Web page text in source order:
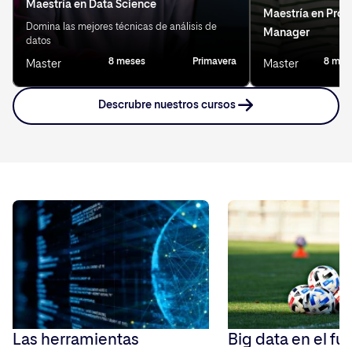
Maestría en Data Science
Domina las mejores técnicas de análisis de
datos
Master 8 meses Primavera
Maestría en
Manager
Master 8
Descrubre nuestros cursos
Las herramientas
Big data en el